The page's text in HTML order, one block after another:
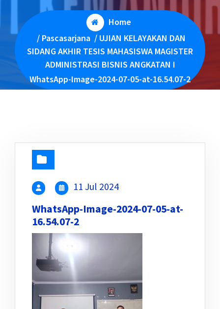
Home
/ Pascasarjana/ UJIAN KELAYAKAN DAN
SIDANG AKHIR TESIS MAHASISWA MAGISTER
ADMINISTRASI BISNIS ANGKATAN I
WhatsApp-Image-2024-07-05-at-16.54.07-2
11 Jul 2024
WhatsApp-Image-2024-07-05-at-
16.54.07-2